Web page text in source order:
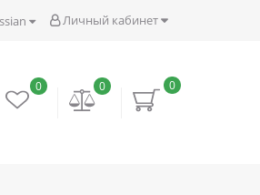
Личный кабинет
0
0
0